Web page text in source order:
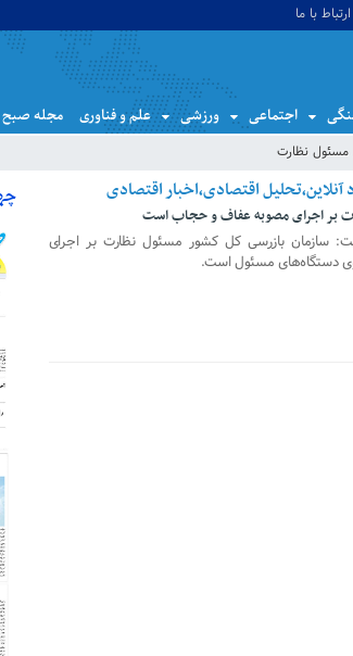
ارتباط با ما
اجتماعی ورزشی علم و فناوری مجله صبح
نظارت
بر اجرای مصوبه عفاف و حجاب است
سازمان بازرسی کل کشور مسئول نظارت بر اجرای
دستگاه‌های مسئول است.